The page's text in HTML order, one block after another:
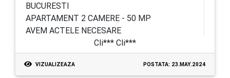
BUCURESTI
APARTAMENT 2 CAMERE - 50 MP
AVEM ACTELE NECESARE
Cli*** Cli***
VIZUALIZEAZA POSTATA: 23.MAY.2024